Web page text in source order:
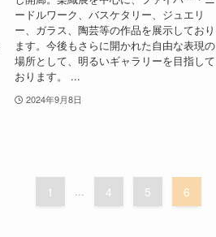
ードルワーク、バスケタリー、ジュエリ
ー、ガラス、陶芸等の作品を展示しており
ます。今後もさらに開かれた自由な表現の
場所として、明るいギャラリーを目指して
おります。 ...
2024年9月8日
1 ... 4 5 6